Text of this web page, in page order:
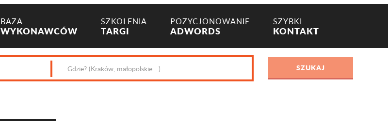
BAZA
WYKONAWCÓW
SZKOLENIA
TARGI
POZYCJONOWANIE
ADWORDS
SZYBKI
KONTAKT